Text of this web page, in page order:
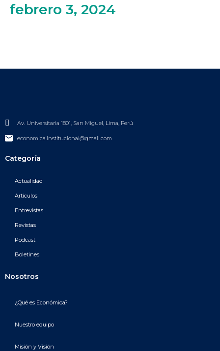
febrero 3, 2024
Av. Universitaria 1801, San Miguel, Lima, Perú
economica.institucional@gmail.com
Categoría
Actualidad
Artículos
Entrevistas
Revistas
Podcast
Boletines
Nosotros
¿Qué es Económica?
Nuestro equipo
Misión y Visión